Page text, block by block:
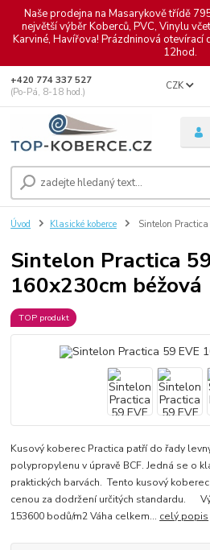
Naše prodejna na Masarykově třídě
největší výběr Koberců, PVC, Vinylu
Karviné, Havířova! Prázdninová
12hod.
CZK
+420 774 337 527
(Po-Pá, 8-18 hod.)
Úvod Klasické koberce Sintelon
Sintelon Practica
160x230cm béžová
TOP produkt
Kusový koberec Practica patří do řady
polypropylenu v úpravě BCF. Jedná se o
praktických barvách. Tento kusový
cenou za dodržení určitých standardu.
153600 bodů/m2 Váha celkem... celý popis